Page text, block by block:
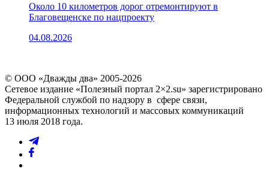
Около 10 километров дорог отремонтируют в
Благовещенске по нацпроекту
04.08.2026
© ООО «Дважды два» 2005-2026
Сетевое издание «Полезный портал 2×2.su» зарегистрировано
Федеральной службой по надзору в сфере связи,
информационных технологий и массовых коммуникаций
13 июля 2018 года.